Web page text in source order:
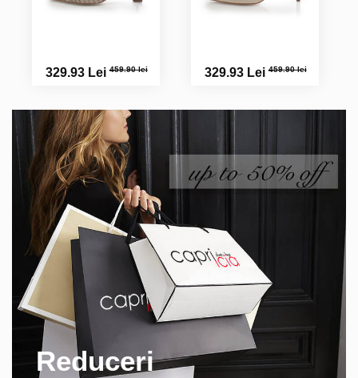
329.93 Lei459.90 lei 329.93 Lei459.90 lei
Reduceri